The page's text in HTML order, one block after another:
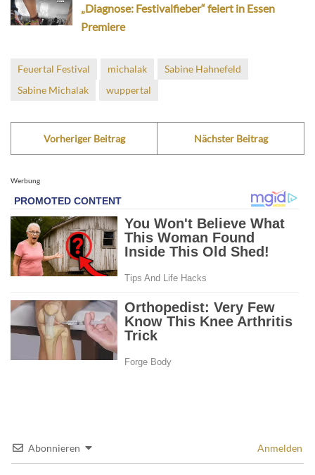
„Diagnose: Festivalfieber“ feiert in Essen
Premiere
Feuertal Festival michalak
Sabine Hahnefeld
Sabine Michalak
wuppertal
Vorheriger Beitrag Nächster Beitrag
Werbung
Abonnieren Anmelden